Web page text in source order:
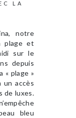
LA
notre
plage et
sur le
depuis
« plage »
un accès
de luxes.
bleu